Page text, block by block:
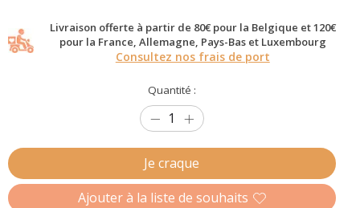
Livraison offerte à partir de 80€ pour la Belgique et 120€
pour la France, Allemagne, Pays-Bas et Luxembourg
Consultez nos frais de port
Quantité :
Je craque
Ajouter à la liste de souhaits